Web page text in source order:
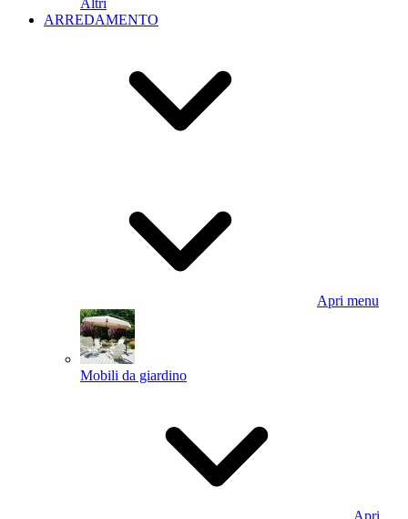
Altri
ARREDAMENTO
Apri menu
Mobili da giardino
Apri